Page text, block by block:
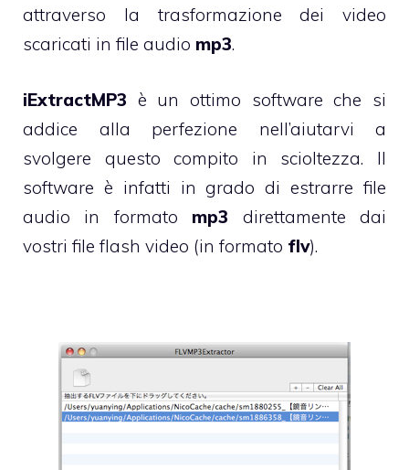
attraverso la trasformazione dei video
scaricati in file audio mp3.
iExtractMP3 è un ottimo software che si
addice alla perfezione nell’aiutarvi a
svolgere questo compito in scioltezza. Il
software è infatti in grado di estrarre file
audio in formato mp3 direttamente dai
vostri file flash video (in formato flv).